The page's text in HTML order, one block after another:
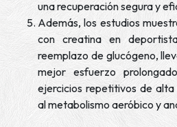
una recuperación segura y
Además, los estudios
con creatina en
reemplazo de glucógeno,
mejor esfuerzo
ejercicios repetitivos de
al metabolismo aeróbico y